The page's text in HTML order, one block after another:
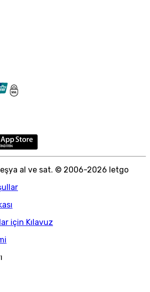
al ve sat. © 2006-2026 letgo
için Kılavuz